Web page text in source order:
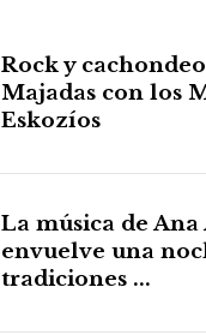
Rock y
Majadas con los
Eskozíos
La música de Ana
envuelve una
tradiciones ...